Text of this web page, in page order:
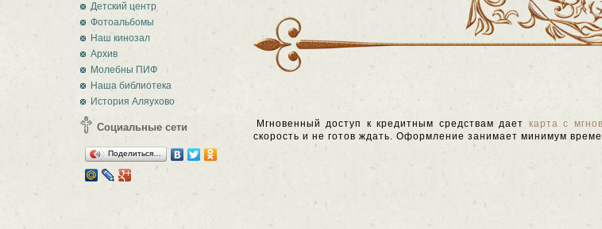
Детский центр
Фотоальбомы
Наш кинозал
Архив
Молебны ПИФ
Наша библиотека
История Аляухово
Социальные сети
Поделиться…
Мгновенный доступ к кредитным средствам дает карта с
скорость и не готов ждать. Оформление занимает минимум